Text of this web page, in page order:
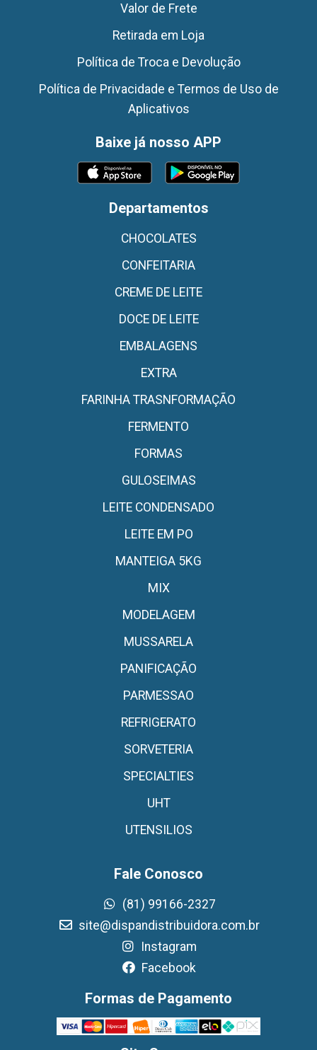
Valor de Frete
Retirada em Loja
Política de Troca e Devolução
Política de Privacidade e Termos de Uso de
Aplicativos
Baixe já nosso APP
Departamentos
CHOCOLATES
CONFEITARIA
CREME DE LEITE
DOCE DE LEITE
EMBALAGENS
EXTRA
FARINHA TRASNFORMAÇÃO
FERMENTO
FORMAS
GULOSEIMAS
LEITE CONDENSADO
LEITE EM PO
MANTEIGA 5KG
MIX
MODELAGEM
MUSSARELA
PANIFICAÇÃO
PARMESSAO
REFRIGERATO
SORVETERIA
SPECIALTIES
UHT
UTENSILIOS
Fale Conosco
(81) 99166-2327
site@dispandistribuidora.com.br
Instagram
Facebook
Formas de Pagamento